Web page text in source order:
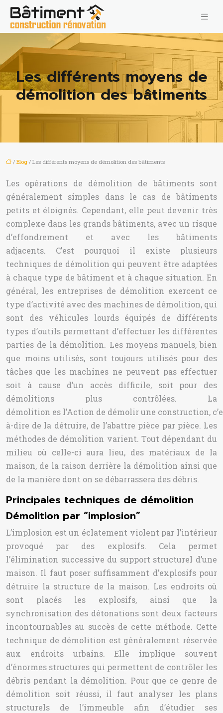
Les différents moyens de
démolition des bâtiments
/ Blog / Les différents moyens de démolition des bâtiments
Les opérations de démolition de bâtiments sont
généralement simples dans le cas de bâtiments
petits et éloignés. Cependant, elle peut devenir très
complexe dans les grands bâtiments, avec un risque
d’effondrement et avec les bâtiments
adjacents. C’est pourquoi il existe plusieurs
techniques de démolition qui peuvent être adaptées
à chaque type de bâtiment et à chaque situation. En
général, les entreprises de démolition exercent ce
type d’activité avec des machines de démolition, qui
sont des véhicules lourds équipés de différents
types d’outils permettant d’effectuer les différentes
parties de la démolition. Les moyens manuels, bien
que moins utilisés, sont toujours utilisés pour des
tâches que les machines ne peuvent pas effectuer
soit à cause d’un accès difficile, soit pour des
démolitions plus contrôlées. La
démolition es l’Action de démolir une construction,
à-dire de la détruire, de l’abattre pièce par pièce. Les
méthodes de démolition varient. Tout dépendant du
milieu où celle-ci aura lieu, des matériaux de la
maison, de la raison derrière la démolition ainsi que
de la manière dont on se débarrassera des débris.
Principales techniques de démolition
Démolition par “implosion”
L’implosion est un éclatement violent par l’intérieur
provoqué par des explosifs. Cela permet
l’élimination successive du support structurel d’une
maison. Il faut poser suffisamment d’explosifs pour
détruire la structure de la maison. Les endroits où
sont placés les explosifs, ainsi que la
synchronisation des détonations sont deux facteurs
incontournables au succès de cette méthode. Cette
technique de démolition est généralement réservée
aux endroits urbains. Elle implique souvent
d’énormes structures qui permettent de contrôler les
débris pendant la démolition. Pour que ce genre de
démolition soit réussi, il faut analyser les plans
structurels de l’immeuble afin d’étudier ses